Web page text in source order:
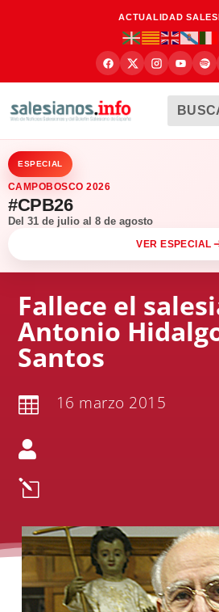
ACTUALIDAD
ESPECIAL
CAMPOBOSCO 2026
#CPB26
Del 31 de julio al 8 de agosto
VER ESPECIAL
Fallece el
Antonio
Santos
 16 marzo 2015

l